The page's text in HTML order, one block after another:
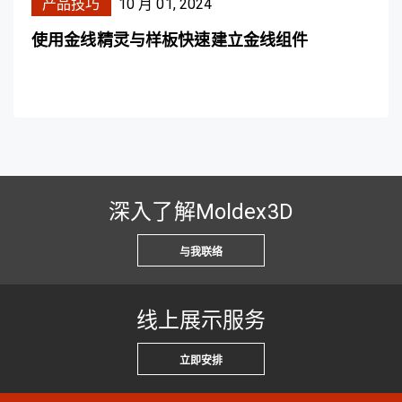
产品技巧 10 月 01, 2024
使用金线精灵与样板快速建立金线组件
深入了解Moldex3D
与我联络
线上展示服务
立即安排